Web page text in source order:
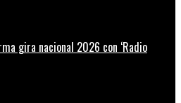
gira nacional 2026 con ‘Radio